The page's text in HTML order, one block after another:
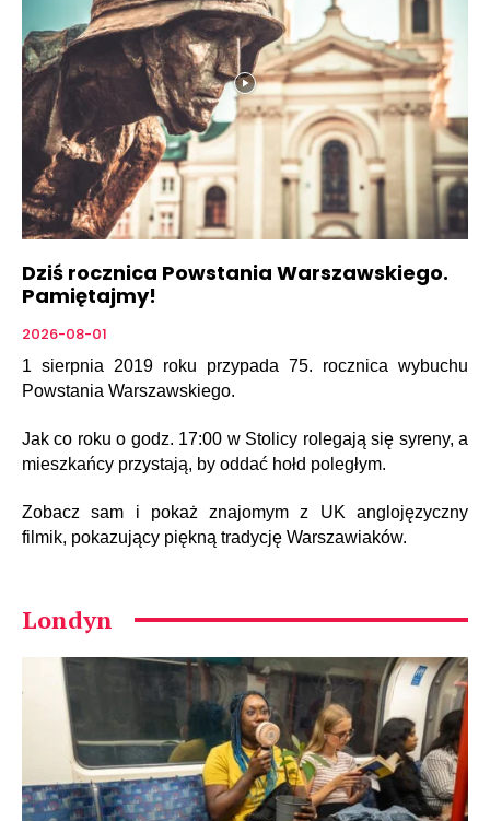
Dziś rocznica Powstania Warszawskiego.
Pamiętajmy!
2026-08-01
1 sierpnia 2019 roku przypada 75. rocznica wybuchu
Powstania Warszawskiego.
Jak co roku o godz. 17:00 w Stolicy rolegają się syreny, a
mieszkańcy przystają, by oddać hołd poległym.
Zobacz sam i pokaż znajomym z UK anglojęzyczny
filmik, pokazujący piękną tradycję Warszawiaków.
Londyn